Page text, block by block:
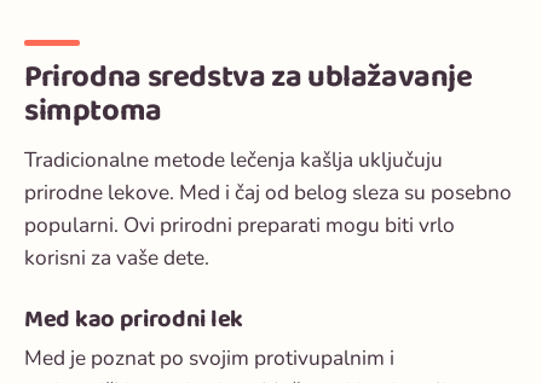
Prirodna sredstva za ublažavanje
simptoma
Tradicionalne metode lečenja kašlja uključuju
prirodne lekove. Med i čaj od belog sleza su posebno
popularni. Ovi prirodni preparati mogu biti vrlo
korisni za vaše dete.
Med kao prirodni lek
Med je poznat po svojim protivupalnim i